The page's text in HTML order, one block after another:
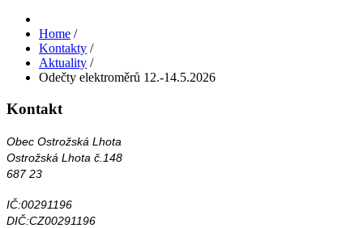
Home /
Kontakty /
Aktuality /
Odečty elektroměrů 12.-14.5.2026
Kontakt
Obec Ostrožská Lhota
Ostrožská Lhota č.148
687 23
IČ:00291196
DIČ:CZ00291196